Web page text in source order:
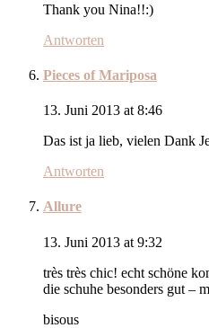
Thank you Nina!!:)
Antworten
Pieces of Mariposa
13. Juni 2013 at 8:46
Das ist ja lieb, vielen Dank
Antworten
Allure
13. Juni 2013 at 9:32
très très chic! echt schöne
die schuhe besonders gut –
bisous